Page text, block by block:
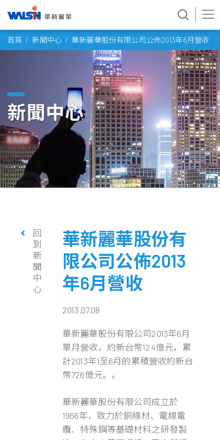
首頁 新聞中心 華新麗華股份有限公司公佈2013年6月營收
新聞中心
回
到
新
聞
中
心
華新麗華股份有
限公司公佈2013
年6月營收
2013.07.08
華新麗華股份有限公司2013年6月
單月營收，約新台幣124億元，累
計2013年1至6月的累積營收約新台
幣726億元。。
華新麗華股份有限公司成立於
1966年，致力於銅線材、電線電
纜、特殊鋼等基礎材料之研發製